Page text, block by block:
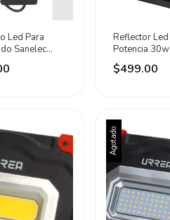
Led Para
Sanelec
Reflector
Potencia
240v Luz
Negro Blanco
$499.00
Agotado